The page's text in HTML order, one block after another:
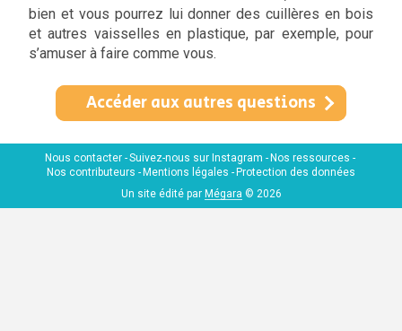
bien et vous pourrez lui donner des cuillères en bois
et autres vaisselles en plastique, par exemple, pour
s’amuser à faire comme vous.
Accéder aux autres questions
Nous contacter Suivez-nous sur Instagram
Nos ressources
Nos contributeurs
Mentions légales
Protection des données
Un site édité par Mégara © 2026